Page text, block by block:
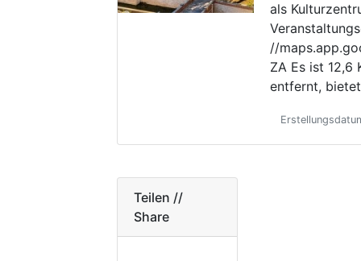
als
//
ZA Es ist 12,6
entfernt,
Teilen //
Share